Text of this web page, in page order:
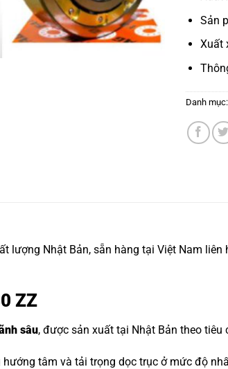
Sản
Xuất
Danh mục:
lượng Nhật Bản, sẵn hàng tại Việt Nam
ZZ
sâu, được sản xuất tại Nhật Bản theo
tâm và tải trọng dọc trục ở mức độ